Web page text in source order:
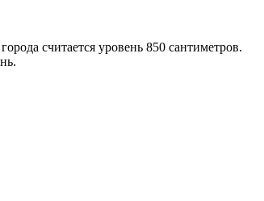
считается уровень 850 сантиметров.